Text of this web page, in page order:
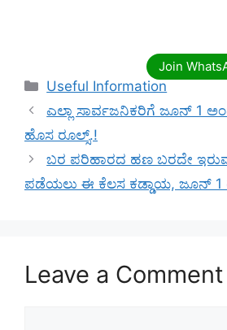
Categories
Useful Information
ಎಲ್ಲಾ ಸಾರ್ವಜನಿಕರಿಗೆ ಜೂನ್ 1
ಹೊಸ ರೂಲ್ಸ್.!
ಬರ ಪರಿಹಾರದ ಹಣ ಬರದೇ
ಪಡೆಯಲು ಈ ಕೆಲಸ ಕಡ್ಡಾಯ, ಜೂನ್ 1
Leave a Comment